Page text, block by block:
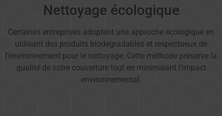
Nettoyage écologique
Certaines entreprises adoptent une approche écologique en
utilisant des produits biodégradables et respectueux de
l’environnement pour le nettoyage. Cette méthode préserve la
qualité de votre couverture tout en minimisant l’impact
environnemental.